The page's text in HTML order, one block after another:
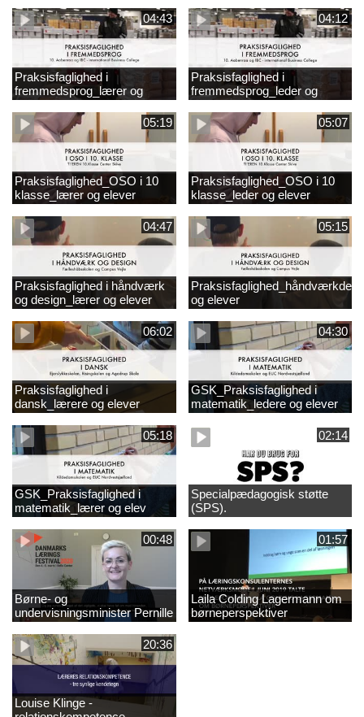
04:43
Praksisfaglighed i
fremmedsprog_lærer og
elever
04:12
Praksisfaglighed i
fremmedsprog_leder og
elever
05:19
Praksisfaglighed_OSO i 10
klasse_lærer og elever
05:07
Praksisfaglighed_OSO i 10
klasse_leder og elever
04:47
Praksisfaglighed i håndværk
og design_lærer og elever
05:15
og elever
06:02
Praksisfaglighed i
dansk_lærere og elever
04:30
GSK_Praksisfaglighed i
matematik_ledere og elever
05:18
GSK_Praksisfaglighed i
matematik_lærer og elev
02:14
Specialpædagogisk støtte
(SPS).
00:48
Børne- og
undervisningsminister Pernille
Rosenkrantz-Theil inviterer til
DKLF 2020
01:57
Laila Colding Lagermann om
børneperspektiver
20:36
Louise Klinge -